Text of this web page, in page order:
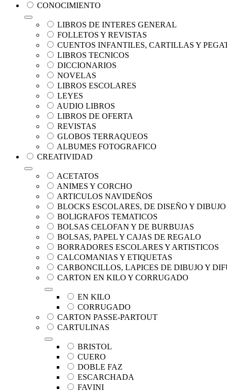
CONOCIMIENTO
LIBROS DE INTERES GENERAL
FOLLETOS Y REVISTAS
CUENTOS INFANTILES, CARTILLAS Y
LIBROS TECNICOS
DICCIONARIOS
NOVELAS
LIBROS ESCOLARES
LEYES
AUDIO LIBROS
LIBROS DE OFERTA
REVISTAS
GLOBOS TERRAQUEOS
ALBUMES FOTOGRAFICO
CREATIVIDAD
ACETATOS
ANIMES Y CORCHO
ARTICULOS NAVIDEÑOS
BLOCKS ESCOLARES, DE DISEÑO Y
BOLIGRAFOS TEMATICOS
BOLSAS CELOFAN Y DE BURBUJAS
BOLSAS, PAPEL Y CAJAS DE REGALO
BORRADORES ESCOLARES Y ARTISTICOS
CALCOMANIAS Y ETIQUETAS
CARBONCILLOS, LAPICES DE DIBUJO Y
CARTON EN KILO Y CORRUGADO
EN KILO
CORRUGADO
CARTON PASSE-PARTOUT
CARTULINAS
BRISTOL
CUERO
DOBLE FAZ
ESCARCHADA
FAVINI